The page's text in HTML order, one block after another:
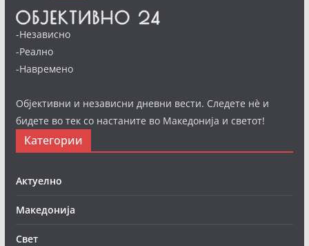
-Независно
-Реално
-Навремено
Објективни и независни дневни вести. Следете нè и
бидете во тек со настаните во Македонија и светот!
Категории
Актуелно
Македонија
Свет